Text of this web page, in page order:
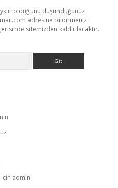
olduğunu düşündüğünüz
adresine bildirmeniz
sitemizden kaldırılacaktır.
için admin